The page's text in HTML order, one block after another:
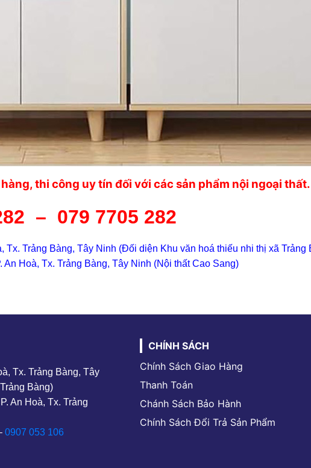
thi công uy tín đối với các sản phẩm nội ngoại
– 079 7705 282
Tx. Trảng Bàng, Tây Ninh (Đối diện Khu văn hoá thiếu nhi thị xã Trảng
An Hoà, Tx. Trảng Bàng, Tây Ninh (Nội thất Cao Sang)
Tx. Trảng Bàng, Tây
Bàng)
An Hoà, Tx. Trảng
0907 053 106
CHÍNH SÁCH
Chính Sách Giao Hàng
Thanh Toán
Chánh Sách Bảo Hành
Chính Sách Đổi Trả Sản Phẩm